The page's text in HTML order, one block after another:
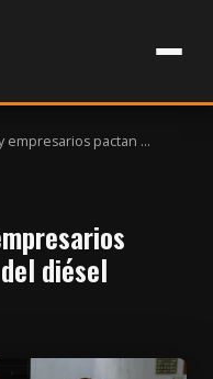
empresarios pactan ...
diésel